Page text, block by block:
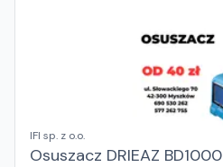
IFI sp. z o.o.
Osuszacz DRIEAZ BD1000